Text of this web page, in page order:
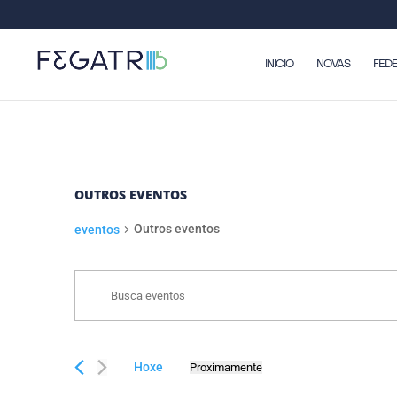
INICIO NOVAS
OUTROS EVENTOS
eventos Outros eventos
EVENTOS
NAVEGACIÓN
BUSCA
E
VISTAS
eventos
Hoxe Proximamente